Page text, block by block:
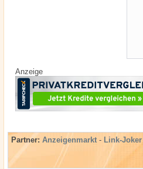
Anzeige
Partner: Anzeigenmarkt - Link-Joker